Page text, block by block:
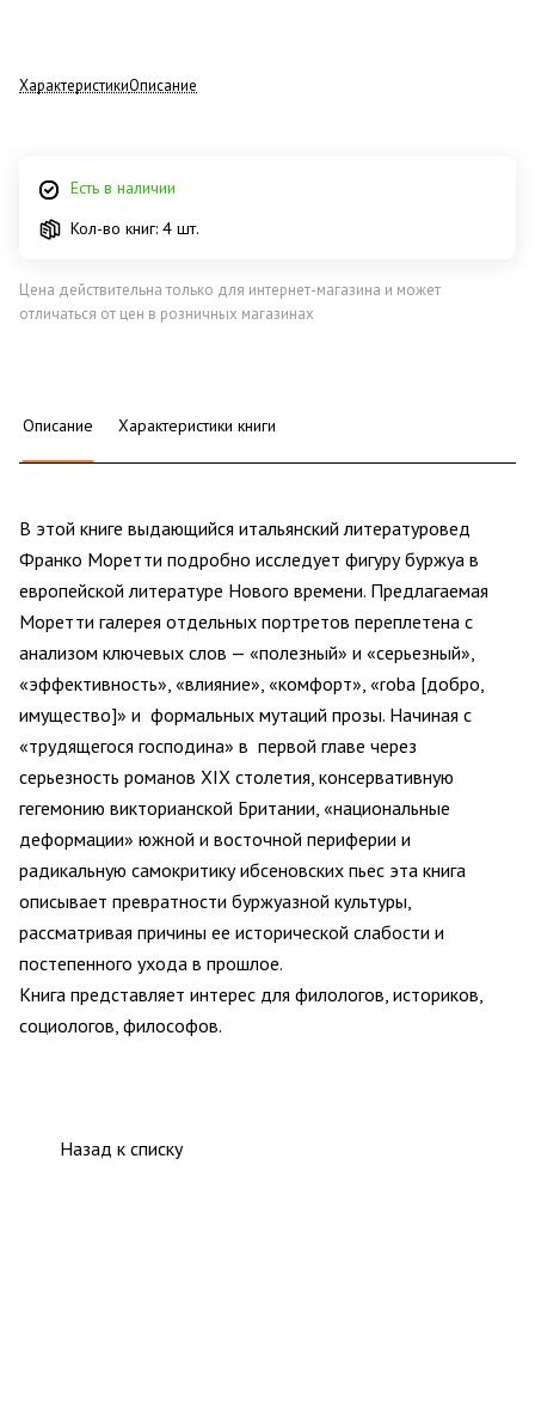
ХарактеристикиОписание
Есть в наличии
Кол-во книг: 4 шт.
Цена действительна только для интернет-магазина и может
отличаться от цен в розничных магазинах
Описание Характеристики книги
В этой книге выдающийся итальянский литературовед
Франко Моретти подробно исследует фигуру буржуа в
европейской литературе Нового времени. Предлагаемая
Моретти галерея отдельных портретов переплетена с
анализом ключевых слов — «полезный» и «серьезный»,
«эффективность», «влияние», «комфорт», «roba [добро,
имущество]» и формальных мутаций прозы. Начиная с
«трудящегося господина» в первой главе через
серьезность романов XIX столетия, консервативную
гегемонию викторианской Британии, «национальные
деформации» южной и восточной периферии и
радикальную самокритику ибсеновских пьес эта книга
описывает превратности буржуазной культуры,
рассматривая причины ее исторической слабости и
постепенного ухода в прошлое.
Книга представляет интерес для филологов, историков,
социологов, философов.
Назад к списку